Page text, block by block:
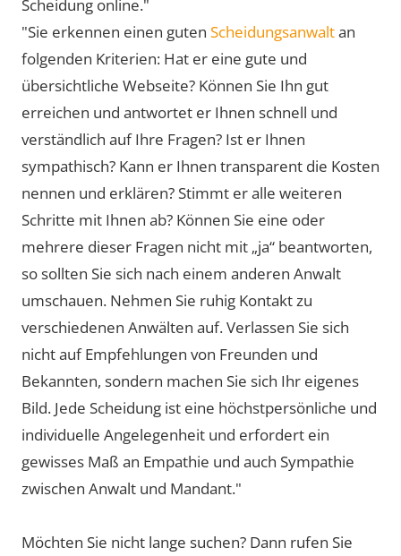
Scheidung online."
"Sie erkennen einen guten Scheidungsanwaltan
folgenden Kriterien: Hat er eine gute und
übersichtliche Webseite? Können Sie Ihn gut
erreichen und antwortet er Ihnen schnell und
verständlich auf Ihre Fragen? Ist er Ihnen
sympathisch? Kann er Ihnen transparent die Kosten
nennen und erklären? Stimmt er alle weiteren
Schritte mit Ihnen ab? Können Sie eine oder
mehrere dieser Fragen nicht mit „ja“ beantworten,
so sollten Sie sich nach einem anderen Anwalt
umschauen. Nehmen Sie ruhig Kontakt zu
verschiedenen Anwälten auf. Verlassen Sie sich
nicht auf Empfehlungen von Freunden und
Bekannten, sondern machen Sie sich Ihr eigenes
Bild. Jede Scheidung ist eine höchstpersönliche und
individuelle Angelegenheit und erfordert ein
gewisses Maß an Empathie und auch Sympathie
zwischen Anwalt und Mandant."
Möchten Sie nicht lange suchen? Dann rufen Sie